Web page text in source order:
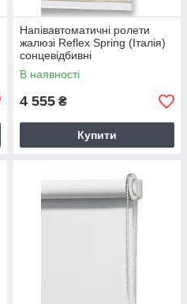
Напівавтоматичні ролети
жалюзі Reflex Spring (Італія)
сонцевідбивні
В наявності
4 555 ₴
Купити